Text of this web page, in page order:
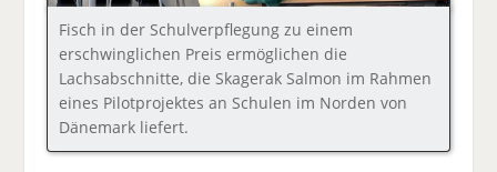
Fisch in der Schulverpflegung zu einem
erschwinglichen Preis ermöglichen die
Lachsabschnitte, die Skagerak Salmon im Rahmen
eines Pilotprojektes an Schulen im Norden von
Dänemark liefert.